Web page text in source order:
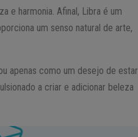
e harmonia. Afinal, Libra é um
um senso natural de arte,
apenas como um desejo de estar
a criar e adicionar beleza